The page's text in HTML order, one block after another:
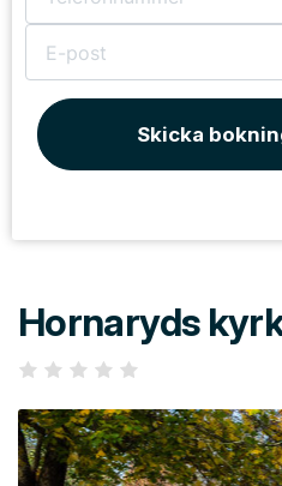
Skicka
Hornaryds